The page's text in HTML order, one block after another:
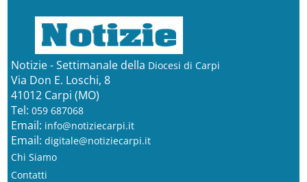
Notizie - Settimanale della Diocesi di Carpi
Via Don E. Loschi, 8
41012 Carpi (MO)
Tel: 059 687068
Email: info@notiziecarpi.it
Email: digitale@notiziecarpi.it
Chi Siamo
Contatti